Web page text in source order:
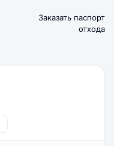
Заказать паспорт
отхода